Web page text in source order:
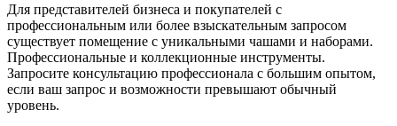
Для представителей бизнеса и покупателей с
профессиональным или более взыскательным запросом
существует помещение с уникальными чашами и наборами.
Профессиональные и коллекционные инструменты.
Запросите консультацию профессионала с большим опытом,
если ваш запрос и возможности превышают обычный
уровень.